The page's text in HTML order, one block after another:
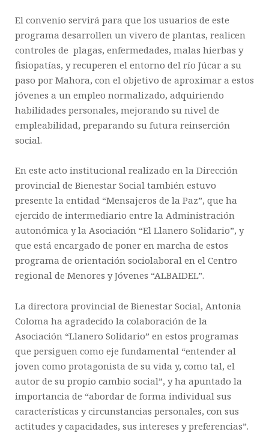
El convenio servirá para que los usuarios de este
programa desarrollen un vivero de plantas, realicen
controles de plagas, enfermedades, malas hierbas y
fisiopatías, y recuperen el entorno del río Júcar a su
paso por Mahora, con el objetivo de aproximar a estos
jóvenes a un empleo normalizado, adquiriendo
habilidades personales, mejorando su nivel de
empleabilidad, preparando su futura reinserción
social.
En este acto institucional realizado en la Dirección
provincial de Bienestar Social también estuvo
presente la entidad “Mensajeros de la Paz”, que ha
ejercido de intermediario entre la Administración
autonómica y la Asociación “El Llanero Solidario”, y
que está encargado de poner en marcha de estos
programa de orientación sociolaboral en el Centro
regional de Menores y Jóvenes “ALBAIDEL”.
La directora provincial de Bienestar Social, Antonia
Coloma ha agradecido la colaboración de la
Asociación “Llanero Solidario” en estos programas
que persiguen como eje fundamental “entender al
joven como protagonista de su vida y, como tal, el
autor de su propio cambio social”, y ha apuntado la
importancia de “abordar de forma individual sus
características y circunstancias personales, con sus
actitudes y capacidades, sus intereses y preferencias”.